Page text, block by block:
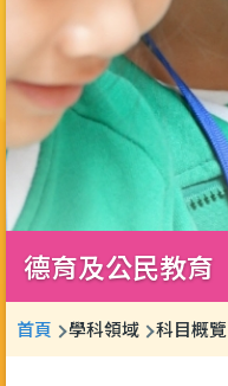
德育及公民教育
導
航
首頁 學科領域 科目概覽